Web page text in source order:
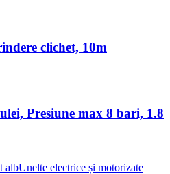
clichet, 10m
Presiune max 8 bari, 1.8
Unelte electrice și motorizate